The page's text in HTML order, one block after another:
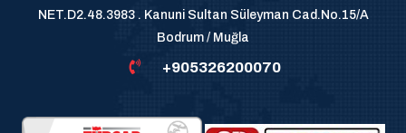
NET.D2.48.3983 . Kanuni Sultan Süleyman Cad.No.15/A
Bodrum / Muğla
+905326200070